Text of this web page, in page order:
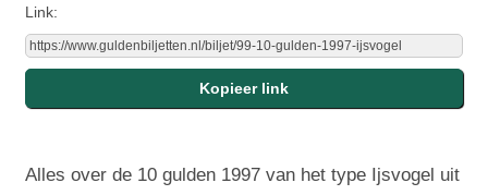
Link:
Alles over de 10 gulden 1997 van het type Ijsvogel uit